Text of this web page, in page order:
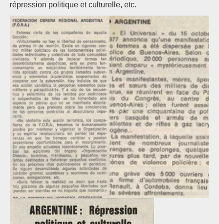
répression politique et culturelle, etc.